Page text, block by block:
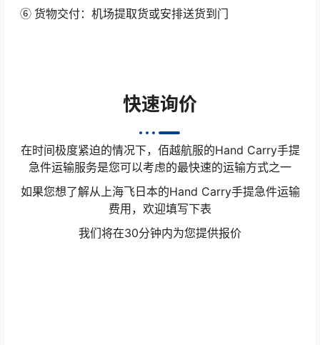
⑥ 货物交付：机场提取货或安排送货到门
快速询价
在时间极度紧迫的情况下，佰越航服的Hand Carry手提
急件运输服务是您可以考虑的最快速的运输方式之一
如果您想了解从上海飞日本的Hand Carry手提急件运输
费用，欢迎填写下表
我们将在30分钟内为您提供报价